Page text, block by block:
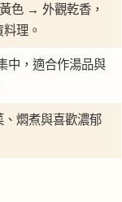
色 → 外觀乾香，
理。
中，適合作湯品與
燜煮與喜歡濃郁